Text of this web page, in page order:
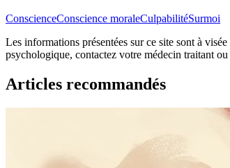
ConscienceConscience moraleCulpabilitéSurmoi
Les informations présentées sur ce site sont à
psychologique, contactez votre médecin traitant ou
Articles recommandés